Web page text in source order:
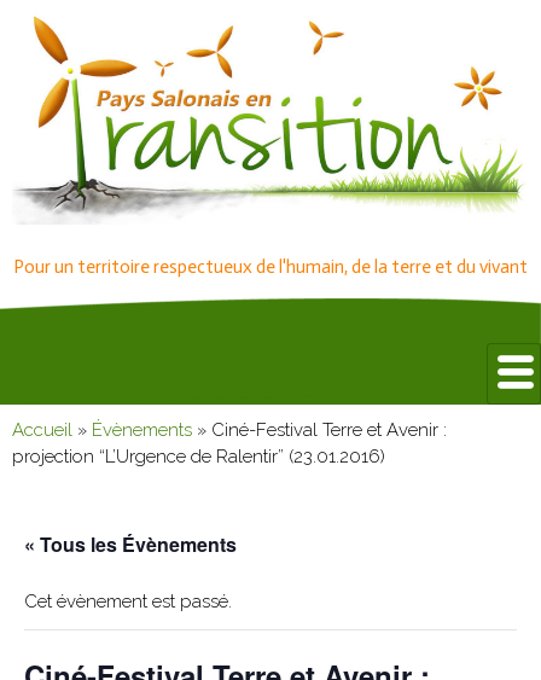
Pour un territoire respectueux de l'humain, de la terre et du vivant
Accueil » Évènements » Ciné-Festival Terre et Avenir :
projection “L’Urgence de Ralentir” (23.01.2016)
« Tous les Évènements
Cet évènement est passé.